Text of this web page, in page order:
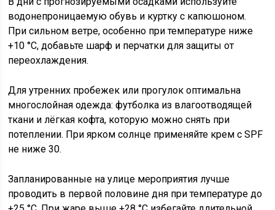
водонепроницаемую обувь и куртку с капюшоном.
При сильном ветре, особенно при температуре ниже
+10 °C, добавьте шарф и перчатки для защиты от
переохлаждения.
Для утренних пробежек или прогулок оптимальна
многослойная одежда: футболка из влагоотводящей
ткани и лёгкая кофта, которую можно снять при
потеплении. При ярком солнце применяйте крем с SPF
не ниже 30.
Запланированные на улице мероприятия лучше
проводить в первой половине дня при температуре до